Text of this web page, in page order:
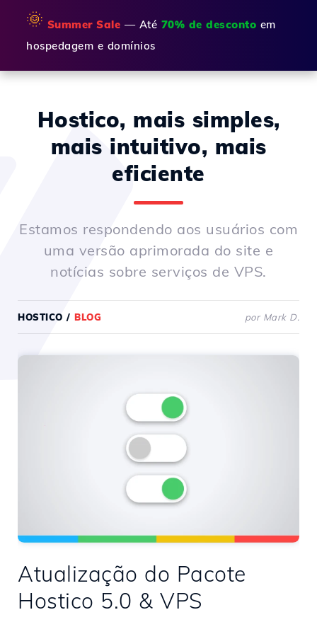
🌞 Summer Sale — Até 70% de desconto em
hospedagem e domínios
Hostico, mais simples,
mais intuitivo, mais
eficiente
Estamos respondendo aos usuários com
uma versão aprimorada do site e
notícias sobre serviços de VPS.
HOSTICO / BLOG por Mark D.
Atualização do Pacote
Hostico 5.0 & VPS